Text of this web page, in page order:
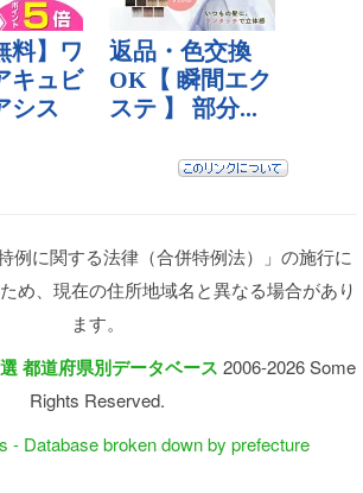
例に関する法律（合併特例法）」の施行に
め、現在の住所地域名と異なる場合があり
ます。
都道府県別データベース 2006-2026 Some
Rights Reserved.
- Database broken down by prefecture